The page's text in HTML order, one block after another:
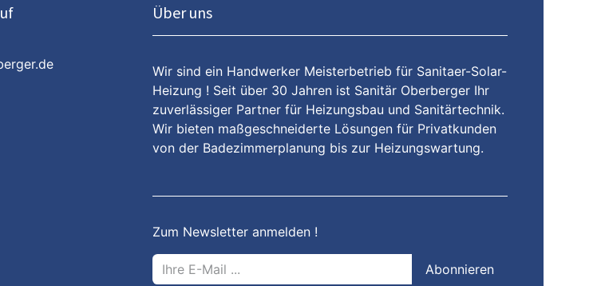
Über uns
Wir sind ein Handwerker Meisterbetrieb für Sanitaer-Solar-
Heizung ! Seit über 30 Jahren ist Sanitär Oberberger Ihr
zuverlässiger Partner für Heizungsbau und Sanitärtechnik.
Wir bieten maßgeschneiderte Lösungen für Privatkunden
von der Badezimmerplanung bis zur Heizungswartung.
Zum Newsletter anmelden !
Abonnieren